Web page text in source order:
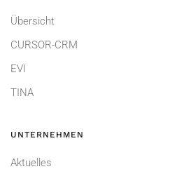
Übersicht
CURSOR-CRM
EVI
TINA
UNTERNEHMEN
Aktuelles